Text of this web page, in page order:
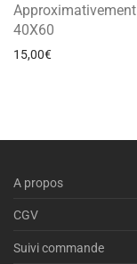
Approximativement
40X60
15,00€
A propos
CGV
Suivi commande